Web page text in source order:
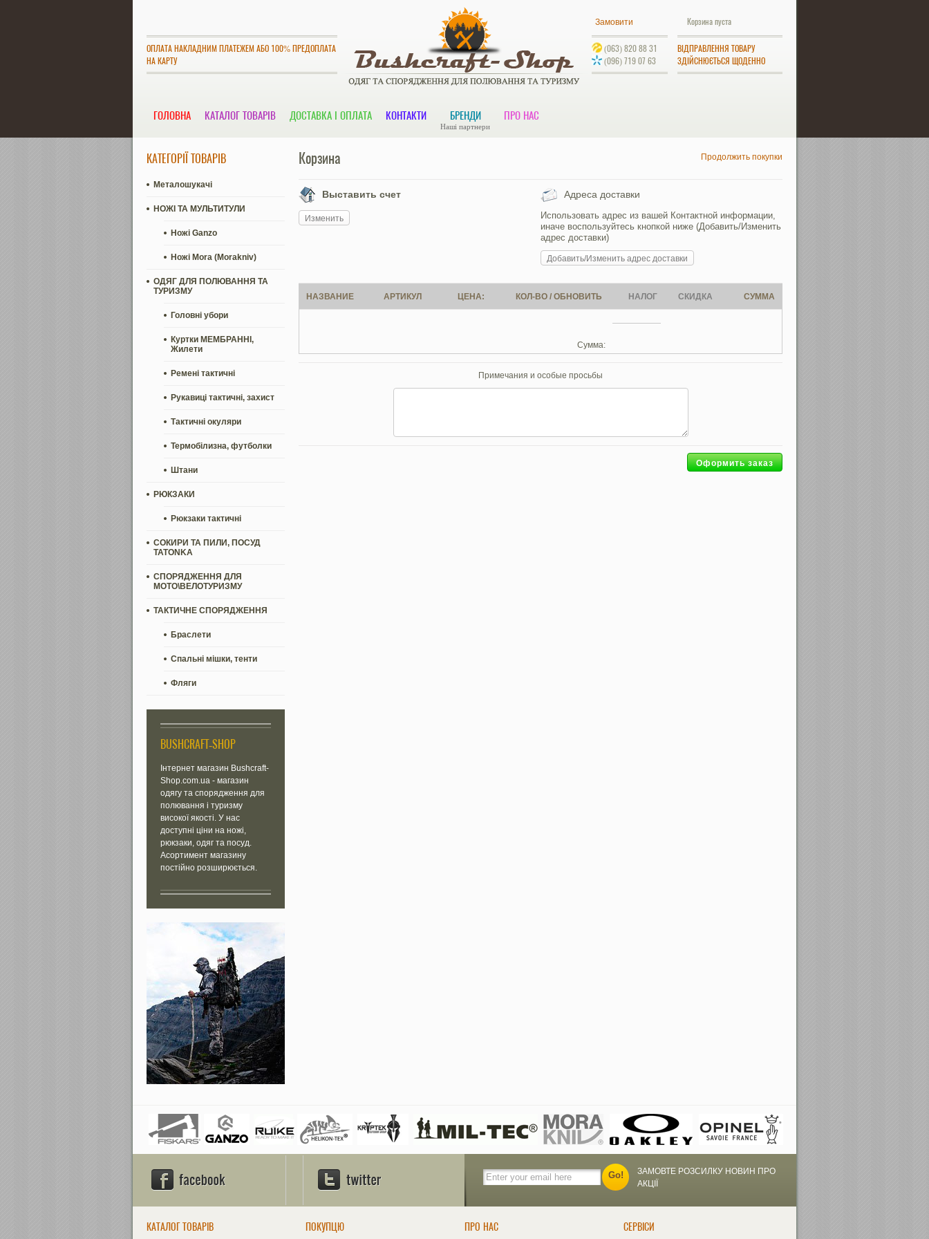
ОПЛАТА НАКЛАДНИМ ПЛАТЕЖЕМ АБО 100% ПРЕДОПЛАТА
НА КАРТУ
Замовити Корзина пуста
(063) 820 88 31
(096) 719 07 63
ВІДПРАВЛЕННЯ ТОВАРУ
ЗДІЙСНЮЄТЬСЯ ЩОДЕННО
ГОЛОВНА КАТАЛОГ ТОВАРІВ ДОСТАВКА І ОПЛАТА КОНТАКТИ БРЕНДИ
Наші партнери
ПРО НАС
КАТЕГОРІЇ ТОВАРІВ
Металошукачі
НОЖІ ТА МУЛЬТИТУЛИ
Ножі Ganzo
Ножі Mora (Morakniv)
ОДЯГ ДЛЯ ПОЛЮВАННЯ ТА
ТУРИЗМУ
Головні убори
Куртки МЕМБРАННІ,
Жилети
Ремені тактичні
Рукавиці тактичні, захист
Тактичні окуляри
Термобілизна, футболки
Штани
РЮКЗАКИ
Рюкзаки тактичні
СОКИРИ ТА ПИЛИ, ПОСУД
TATONKA
СПОРЯДЖЕННЯ ДЛЯ
МОТО\ВЕЛОТУРИЗМУ
ТАКТИЧНЕ СПОРЯДЖЕННЯ
Браслети
Спальні мішки, тенти
Фляги
BUSHCRAFT-SHOP
Інтернет магазин Bushcraft-
Shop.com.ua - магазин
одягу та спорядження для
полювання і туризму
високої якості. У нас
доступні ціни на ножі,
рюкзаки, одяг та посуд.
Асортимент магазину
постійно розширюється.
Корзина Продолжить покупки
Выставить счет
Изменить
Адреса доставки
Использовать адрес из вашей Контактной информации,
иначе воспользуйтесь кнопкой ниже (Добавить/Изменить
адрес доставки)
Добавить/Изменить адрес доставки
НАЗВАНИЕ АРТИКУЛ ЦЕНА: КОЛ-ВО / ОБНОВИТЬ НАЛОГ СКИДКА СУММА
Сумма:
Примечания и особые просьбы
Оформить заказ
ЗАМОВТЕ РОЗСИЛКУ НОВИН ПРО
АКЦІЇ
КАТАЛОГ ТОВАРІВ ПОКУПЦЮ ПРО НАС СЕРВІСИ